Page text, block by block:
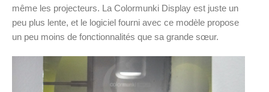
même les projecteurs. La Colormunki Display est juste un
peu plus lente, et le logiciel fourni avec ce modèle propose
un peu moins de fonctionnalités que sa grande sœur.